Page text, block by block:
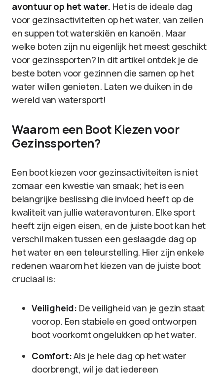
avontuur op het water. Het is de ideale dag
voor gezinsactiviteiten op het water, van zeilen
en suppen tot waterskiën en kanoën. Maar
welke boten zijn nu eigenlijk het meest geschikt
voor gezinssporten? In dit artikel ontdek je de
beste boten voor gezinnen die samen op het
water willen genieten. Laten we duiken in de
wereld van watersport!
Waarom een Boot Kiezen voor
Gezinssporten?
Een boot kiezen voor gezinsactiviteiten is niet
zomaar een kwestie van smaak; het is een
belangrijke beslissing die invloed heeft op de
kwaliteit van jullie wateravonturen. Elke sport
heeft zijn eigen eisen, en de juiste boot kan het
verschil maken tussen een geslaagde dag op
het water en een teleurstelling. Hier zijn enkele
redenen waarom het kiezen van de juiste boot
cruciaal is:
Veiligheid: De veiligheid van je gezin staat
voorop. Een stabiele en goed ontworpen
boot voorkomt ongelukken op het water.
Comfort:Als je hele dag op het water
doorbrengt, wil je dat iedereen